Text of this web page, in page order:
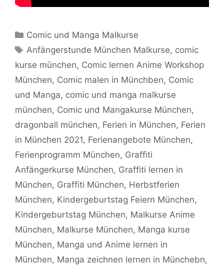
Kategorien
Comic und Manga Malkurse
Schlagwörter
Anfängerstunde München Malkurse, comic
kurse münchen, Comic lernen Anime Workshop
München, Comic malen in Münchben, Comic
und Manga, comic und manga malkurse
münchen, Comic und Mangakurse München,
dragonball münchen, Ferien in München, Ferien
in München 2021, Ferienangebote München,
Ferienprogramm München, Graffiti
Anfängerkurse München, Graffiti lernen in
München, Graffiti München, Herbstferien
München, Kindergeburtstag Feiern München,
Kindergeburtstag München, Malkurse Anime
München, Malkurse München, Manga kurse
München, Manga und Anime lernen in
München, Manga zeichnen lernen in Münchebn,